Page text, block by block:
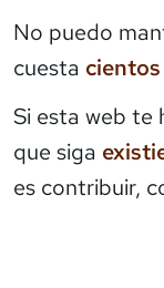
No puedo
cuesta
Si esta web te
que siga
es contribuir,